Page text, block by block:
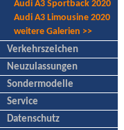
Audi A3 Sportback 2020
Audi A3 Limousine 2020
weitere Galerien >>
Verkehrszeichen
Neuzulassungen
Sondermodelle
Service
Datenschutz